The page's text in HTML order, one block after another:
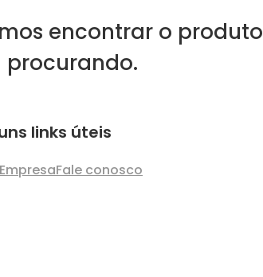
encontrar o produto
procurando.
links úteis
Fale conosco